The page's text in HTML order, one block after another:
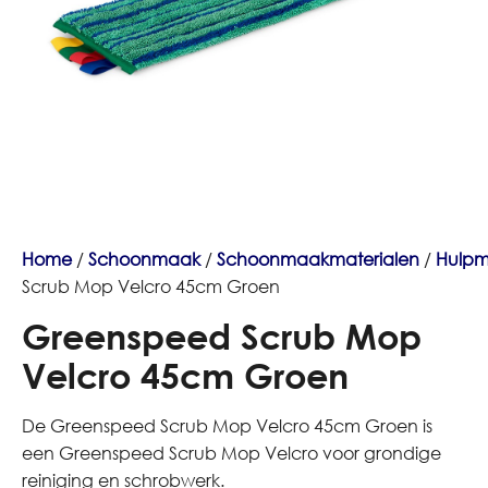
Home/Schoonmaak/Schoonmaakmaterialen /
Scrub Mop Velcro 45cm Groen
Greenspeed Scrub Mop
Velcro 45cm Groen
De Greenspeed Scrub Mop Velcro 45cm Groen is
een Greenspeed Scrub Mop Velcro voor grondige
reiniging en schrobwerk.